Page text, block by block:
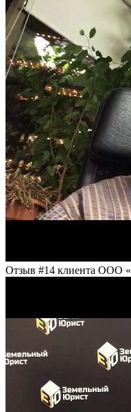
Отзыв #14 клиента ООО